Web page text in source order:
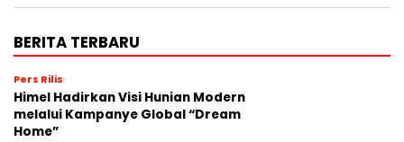
BERITA TERBARU
Pers Rilis
Himel Hadirkan Visi Hunian Modern
melalui Kampanye Global “Dream
Home”